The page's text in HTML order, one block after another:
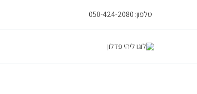
טלפון: 050-424-2080